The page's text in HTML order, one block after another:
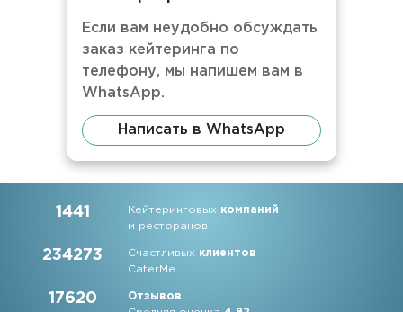
Если вам неудобно обсуждать
заказ кейтеринга по
телефону, мы напишем вам в
WhatsApp.
Написать в WhatsApp
1441 Кейтеринговых компаний
и ресторанов
234273 Счастливых клиентов
CaterMe
17620
Отзывов